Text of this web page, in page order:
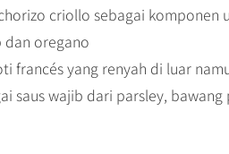
criollo sebagai
oregano
francés yang renyah di luar
saus wajib dari parsley,